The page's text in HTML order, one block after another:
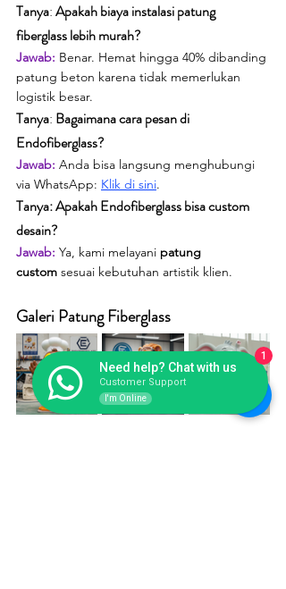
Tanya: Apakah biaya instalasi patung
fiberglass lebih murah?
Jawab: Benar. Hemat hingga 40% dibanding
patung beton karena tidak memerlukan
logistik besar.
Tanya: Bagaimana cara pesan di
Endofiberglass?
Jawab: Anda bisa langsung menghubungi
via WhatsApp: Klik di sini.
Tanya: Apakah Endofiberglass bisa custom
desain?
Jawab: Ya, kami melayani patung
custom sesuai kebutuhan artistik klien.
Galeri Patung Fiberglass
Need help? Chat with us
Customer Support
I'm Online
1